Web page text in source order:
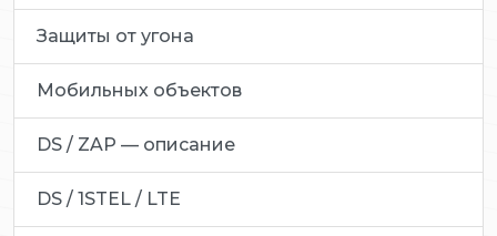
Защиты от угона
Мобильных объектов
DS / ZAP — описание
DS / 1STEL / LTE